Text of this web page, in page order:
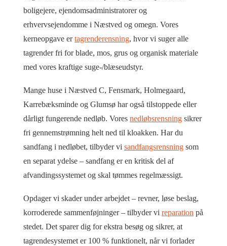
boligejere, ejendomsadministratorer og
erhvervsejendomme i Næstved og omegn. Vores
kerneopgave ertagrenderensning, hvor vi suger alle
tagrender fri for blade, mos, grus og organisk materiale
med vores kraftige suge-/blæseudstyr.
Mange huse i Næstved C, Fensmark, Holmegaard,
Karrebæksminde og Glumsø har også tilstoppede eller
dårligt fungerende nedløb. Vores nedløbsrensning sikrer
fri gennemstrømning helt ned til kloakken. Har du
sandfang i nedløbet, tilbyder vi sandfangsrensning som
en separat ydelse – sandfang er en kritisk del af
afvandingssystemet og skal tømmes regelmæssigt.
Opdager vi skader under arbejdet – revner, løse beslag,
korroderede sammenføjninger – tilbyder vi reparation på
stedet. Det sparer dig for ekstra besøg og sikrer, at
tagrendesystemet er 100 % funktionelt, når vi forlader